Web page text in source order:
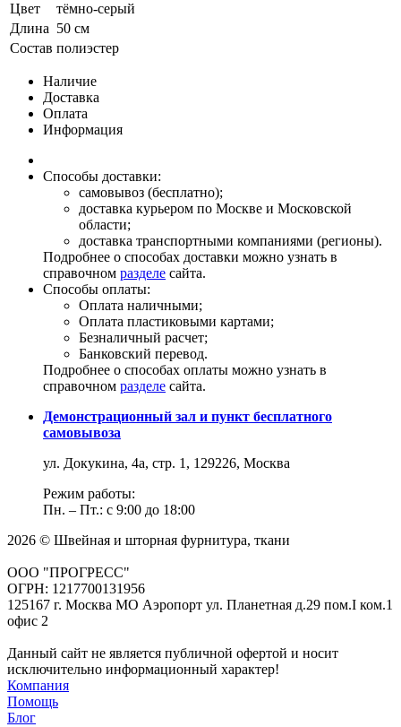
Цвет
тёмно-серый
Длина 50 см
Состав полиэстер
Наличие
Доставка
Оплата
Информация
Способы доставки:
самовывоз (бесплатно);
доставка курьером по Москве и Московской
области;
доставка транспортными компаниями (регионы).
Подробнее о способах доставки можно узнать в
справочном разделе сайта.
Способы оплаты:
Оплата наличными;
Оплата пластиковыми картами;
Безналичный расчет;
Банковский перевод.
Подробнее о способах оплаты можно узнать в
справочном разделе сайта.
Демонстрационный зал и пункт бесплатного
самовывоза
ул. Докукина, 4а, стр. 1, 129226, Москва
Режим работы:
Пн. – Пт.: с 9:00 до 18:00
2026 © Швейная и шторная фурнитура, ткани
ООО "ПРОГРЕСС"
ОГРН: 1217700131956
125167 г. Москва МО Аэропорт ул. Планетная д.29 пом.I ком.1
офис 2
Данный сайт не является публичной офертой и носит
исключительно информационный характер!
Компания
Помощь
Блог